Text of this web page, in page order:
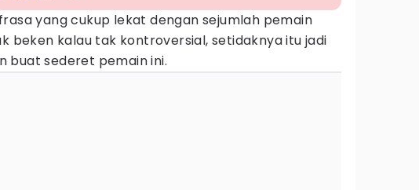
yang cukup lekat dengan sejumlah pemain
beken kalau tak kontroversial, setidaknya itu jadi
buat sederet pemain ini.